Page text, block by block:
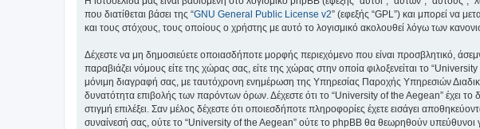
που διατίθεται βάσει της “GNU General Public License v2” (εφεξής “GPL”) και μπορεί να
και τους στόχους, τους οποίους ο χρήστης με αυτό το λογισμικό ακολουθεί λόγω των
Δέχεστε να μη δημοσιεύετε οποιασδήποτε μορφής περιεχόμενο που είναι προσβλητικό,
παραβιάζει νόμους είτε της χώρας σας, είτε της χώρας στην οποία φιλοξενείται το
μόνιμη διαγραφή σας, με ταυτόχρονη ενημέρωση της Υπηρεσίας Παροχής Υπηρεσιών
δυνατότητα επιβολής των παρόντων όρων. Δέχεστε ότι το “University of the Aegean” έχει το
στιγμή επιλέξει. Σαν μέλος δέχεστε ότι οποιεσδήποτε πληροφορίες έχετε εισάγει
συναίνεσή σας, ούτε το “University of the Aegean” ούτε το phpBB θα θεωρηθούν υπεύθυνοι